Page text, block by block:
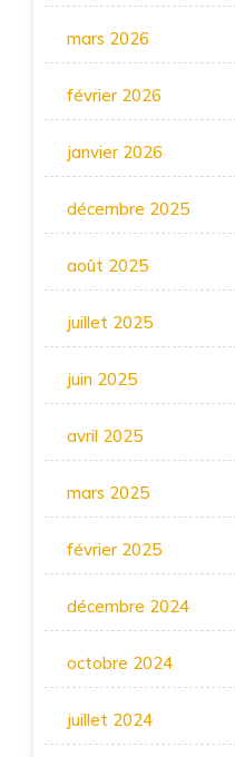
mars 2026
février 2026
janvier 2026
décembre 2025
août 2025
juillet 2025
juin 2025
avril 2025
mars 2025
février 2025
décembre 2024
octobre 2024
juillet 2024